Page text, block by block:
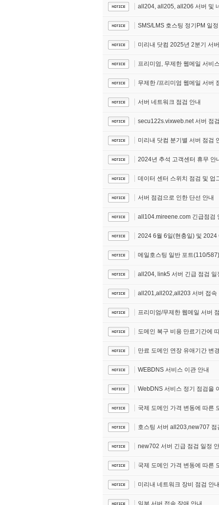
all204, all205, all206 서버 및
SMS/LMS 호스팅 정기PM 일
미리내 닷컴 2025년 2분기 서
프리미엄, 무제한 웹메일 서비
무제한 /프리미엄 웹메일 서버
서버 네트워크 점검 안내
secu122s.vixweb.net 서버 점
미리내 닷컴 분기별 서버 점검
2024년 추석 고객센터 휴무 안
데이터 센터 스위치 점검 및 업
서버 점검으로 인한 단선 안내
all104.mireene.com 긴급점검
2024 6월 6일(현충일) 및
메일호스팅 일반 포트(110/
all204, link5 서버 긴급 점검 일
all201,all202,all203 서버 접속
프리미엄/무제한 웹메일 서버
도메인 복구 비용 만료기간에
만료 도메인 연장 유애기간 변
WEBDNS 서비스 이관 안내
WebDNS 서비스 정기 점검을
국제 도메인 가격 변동에 따른
호스팅 서버 all203,new707 점
new702 서버 긴급 점검 일정
국제 도메인 가격 변동에 따른
미리내 네트워크 장비 점검 안
일부 서버 접속 장애 안내